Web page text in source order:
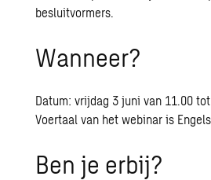
besluitvormers.
Wanneer?
Datum: vrijdag 3 juni van 11.00
Voertaal van het webinar is
Ben je erbij?